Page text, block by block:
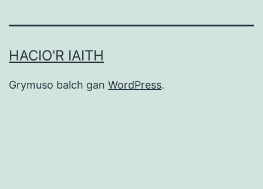
HACIO'R IAITH
Grymuso balch gan WordPress.